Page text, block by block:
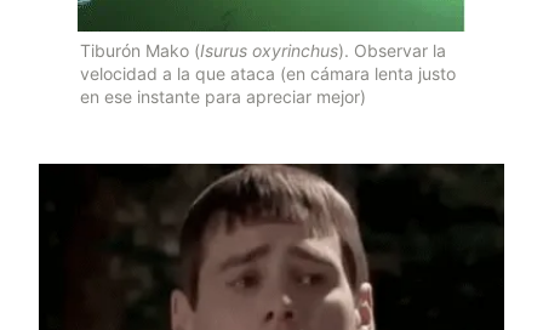
Tiburón Mako (Isurus oxyrinchus). Observar la
velocidad a la que ataca (en cámara lenta justo
en ese instante para apreciar mejor)